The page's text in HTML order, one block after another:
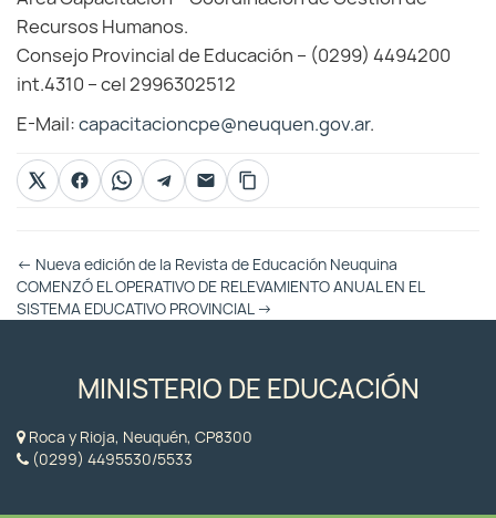
Recursos Humanos.
Consejo Provincial de Educación – (0299) 4494200
int.4310 – cel 2996302512
E-Mail:capacitacioncpe@neuquen.gov.ar.
Otras
Entradas
← Nueva edición de la Revista de Educación Neuquina
COMENZÓ EL OPERATIVO DE RELEVAMIENTO ANUAL EN EL
SISTEMA EDUCATIVO PROVINCIAL →
MINISTERIO DE EDUCACIÓN
Roca y Rioja, Neuquén, CP8300
(0299) 4495530/5533